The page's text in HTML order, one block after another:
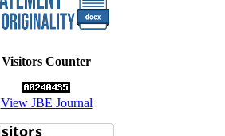
Visitors Counter
View JBE Journal